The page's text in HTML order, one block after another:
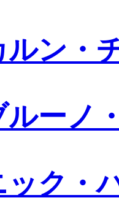
ルン・
ルーノ
ック・